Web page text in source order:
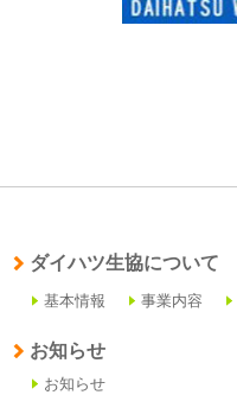
ダイハツ生協について
基本情報 事業内容
お知らせ
お知らせ